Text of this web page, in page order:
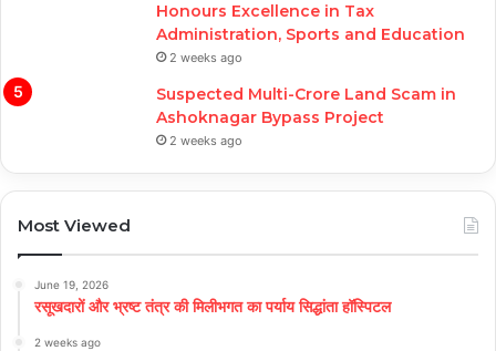
Honours Excellence in Tax
Administration, Sports and Education
2 weeks ago
Suspected Multi-Crore Land Scam in
Ashoknagar Bypass Project
2 weeks ago
Most Viewed
June 19, 2026
रसूखदारों और भ्रष्ट तंत्र की मिलीभगत का पर्याय सिद्धांता हॉस्पिटल
2 weeks ago